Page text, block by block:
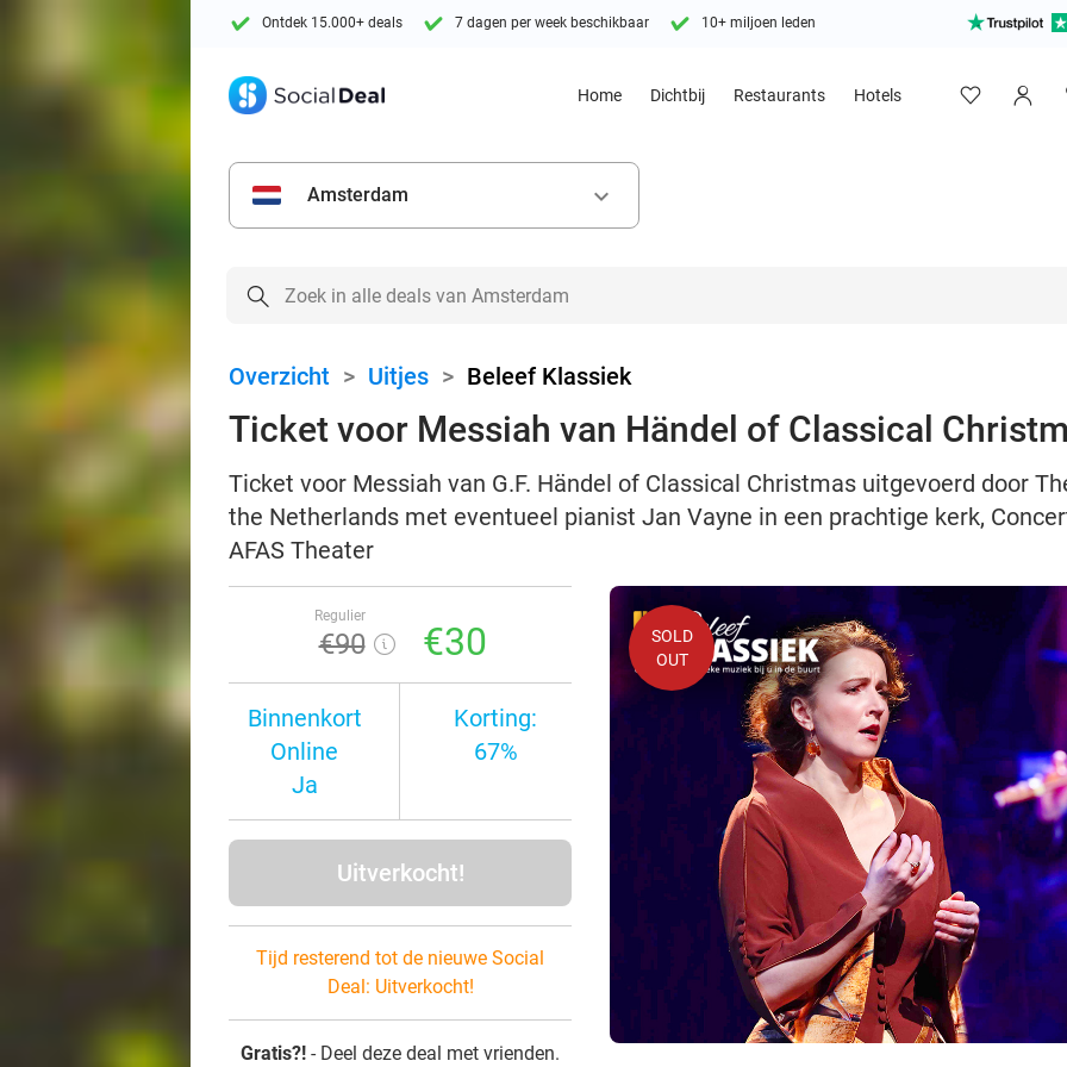
Ontdek 15.000+ deals 7 dagen per week beschikbaar 10+ miljoen leden
Home Dichtbij Restaurants Hotels
Amsterdam keyboard_arrow_down
Overzicht > Uitjes > Beleef Klassiek
Ticket voor Messiah van Händel of Classical
Ticket voor Messiah van G.F. Händel of Classical Christmas uitgevoerd door
the Netherlands met eventueel pianist Jan Vayne in een prachtige kerk,
AFAS Theater
Regulier
€90 €30
Binnenkort
Online
Ja
Korting:
67%
Uitverkocht!
Tijd resterend tot de nieuwe Social
Deal: Uitverkocht!
Gratis?! - Deel deze deal met vrienden.
SOLD
OUT